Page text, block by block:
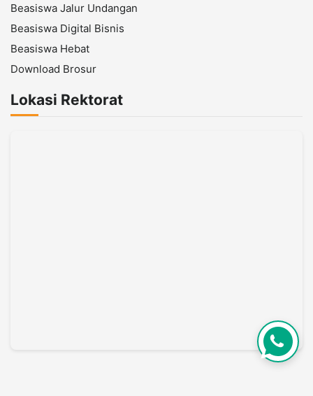
Beasiswa Jalur Undangan
Beasiswa Digital Bisnis
Beasiswa Hebat
Download Brosur
Lokasi Rektorat